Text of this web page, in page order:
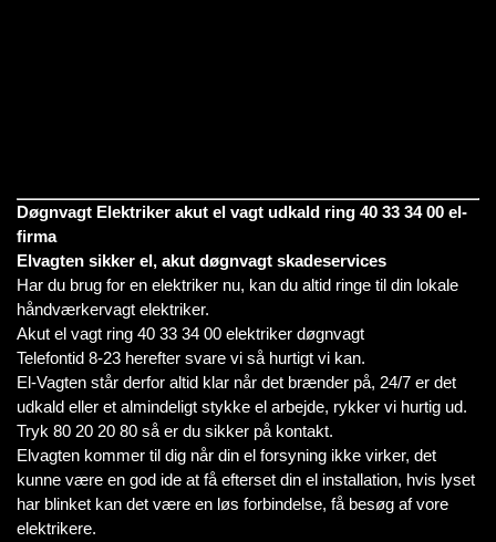
Døgnvagt Elektriker akut el vagt udkald ring 40 33 34 00 el-
firma
Elvagten sikker el, akut døgnvagt skadeservices
Har du brug for en elektriker nu, kan du altid ringe til din lokale
håndværkervagt elektriker.
Akut el vagt ring 40 33 34 00 elektriker døgnvagt
Telefontid 8-23 herefter svare vi så hurtigt vi kan.
El-Vagten står derfor altid klar når det brænder på, 24/7 er det
udkald eller et almindeligt stykke el arbejde, rykker vi hurtig ud.
Tryk 80 20 20 80 så er du sikker på kontakt.
Elvagten kommer til dig når din el forsyning ikke virker, det
kunne være en god ide at få efterset din el installation, hvis lyset
har blinket kan det være en løs forbindelse, få besøg af vore
elektrikere.